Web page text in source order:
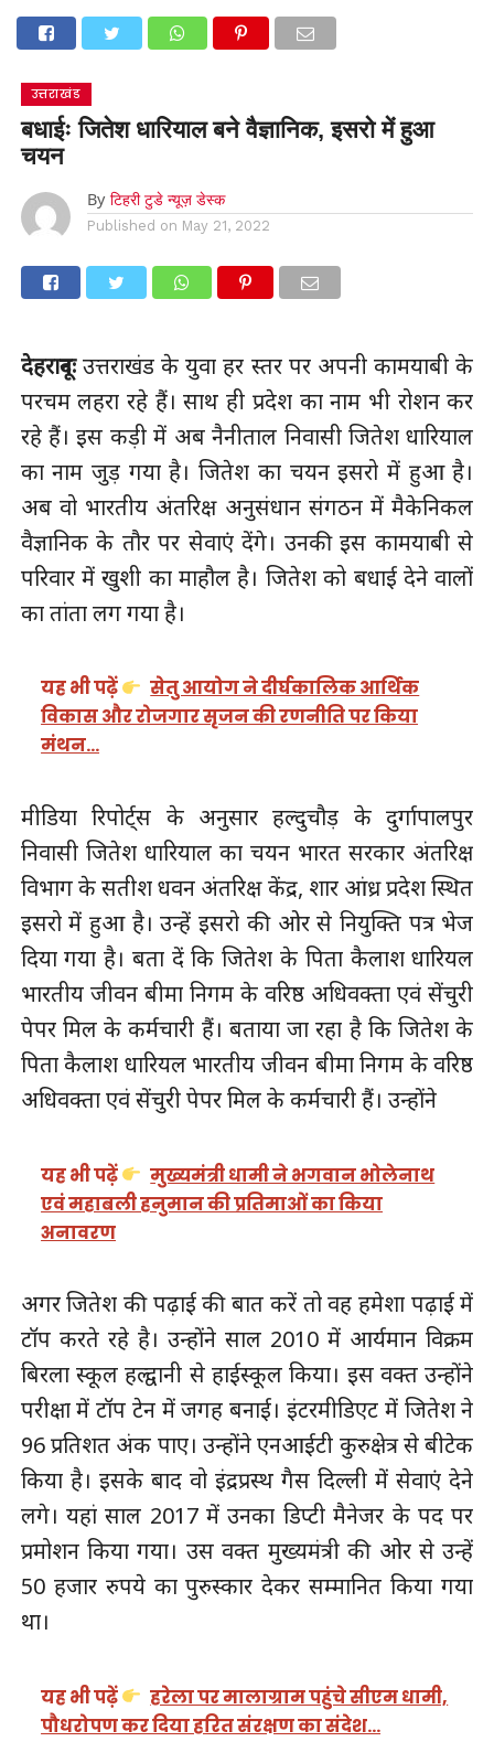
उत्तराखंड
बधाईः जितेश धारियाल बने वैज्ञानिक, इसरो में हुआ
चयन
By टिहरी टुडे न्यूज़ डेस्क
Published on May 21, 2022
देहरादूनःउत्तराखंड के युवा हर स्तर पर अपनी कामयाबी के
परचम लहरा रहे हैं। साथ ही प्रदेश का नाम भी रोशन कर
रहे हैं। इस कड़ी में अब नैनीताल निवासी जितेश धारियाल
का नाम जुड़ गया है। जितेश का चयन इसरो में हुआ है।
अब वो भारतीय अंतरिक्ष अनुसंधान संगठन में मैकेनिकल
वैज्ञानिक के तौर पर सेवाएं देंगे। उनकी इस कामयाबी से
परिवार में खुशी का माहौल है। जितेश को बधाई देने वालों
का तांता लग गया है।
यह भी पढ़ें
सेतु आयोग ने दीर्घकालिक आर्थिक
विकास और रोजगार सृजन की रणनीति पर किया
मंथन…
मीडिया रिपोर्ट्स के अनुसार हल्दुचौड़ के दुर्गापालपुर
निवासी जितेश धारियाल का चयन भारत सरकार अंतरिक्ष
विभाग के सतीश धवन अंतरिक्ष केंद्र, शार आंध्र प्रदेश स्थित
इसरो में हुआ है। उन्हें इसरो की ओर से नियुक्ति पत्र भेज
दिया गया है। बता दें कि जितेश के पिता कैलाश धारियल
भारतीय जीवन बीमा निगम के वरिष्ठ अधिवक्ता एवं सेंचुरी
पेपर मिल के कर्मचारी हैं। बताया जा रहा है कि जितेश के
पिता कैलाश धारियल भारतीय जीवन बीमा निगम के वरिष्ठ
अधिवक्ता एवं सेंचुरी पेपर मिल के कर्मचारी हैं। उन्होंने
यह भी पढ़ें
मुख्यमंत्री धामी ने भगवान भोलेनाथ
एवं महाबली हनुमान की प्रतिमाओं का किया
अनावरण
अगर जितेश की पढ़ाई की बात करें तो वह हमेशा पढ़ाई में
टॉप करते रहे है। उन्होंने साल 2010 में आर्यमान विक्रम
बिरला स्कूल हल्द्वानी से हाईस्कूल किया। इस वक्त उन्होंने
परीक्षा में टॉप टेन में जगह बनाई। इंटरमीडिएट में जितेश ने
96 प्रतिशत अंक पाए। उन्होंने एनआईटी कुरुक्षेत्र से बीटेक
किया है। इसके बाद वो इंद्रप्रस्थ गैस दिल्ली में सेवाएं देने
लगे। यहां साल 2017 में उनका डिप्टी मैनेजर के पद पर
प्रमोशन किया गया। उस वक्त मुख्यमंत्री की ओर से उन्हें
50 हजार रुपये का पुरुस्कार देकर सम्मानित किया गया
था।
यह भी पढ़ें
हरेला पर मालाग्राम पहुंचे सीएम धामी,
पौधरोपण कर दिया हरित संरक्षण का संदेश…